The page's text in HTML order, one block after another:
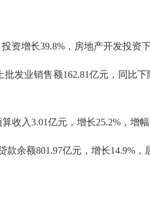
资增长39.8%，房地产开发投资
批发业销售额162.81亿元，同比下
算收 入3.01亿元，增长25.2%，增
款余额801.97亿元，增长14.9%，